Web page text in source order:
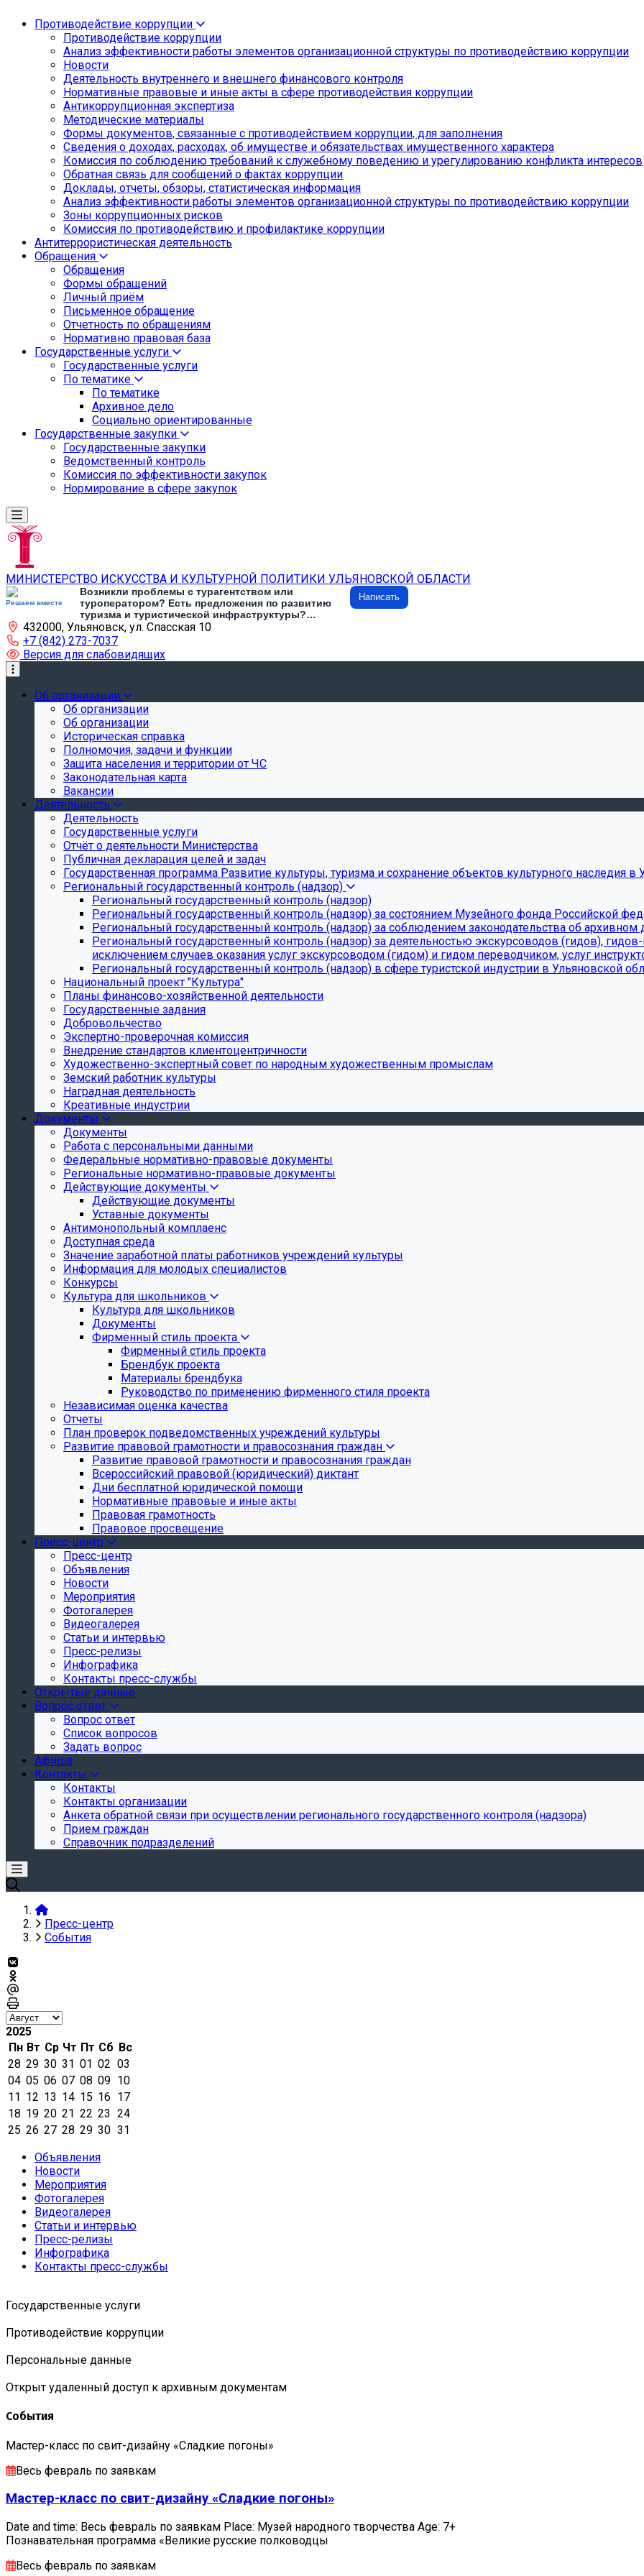
Противодействие коррупции
Противодействие коррупции
Анализ эффективности работы элементов организационной структуры по противодействию коррупции
Новости
Деятельность внутреннего и внешнего финансового контроля
Нормативные правовые и иные акты в сфере противодействия коррупции
Антикоррупционная экспертиза
Методические материалы
Формы документов, связанные с противодействием коррупции, для заполнения
Сведения о доходах, расходах, об имуществе и обязательствах имущественного характера
Комиссия по соблюдению требований к служебному поведению и урегулированию конфликта интересов
Обратная связь для сообщений о фактах коррупции
Доклады, отчеты, обзоры, статистическая информация
Анализ эффективности работы элементов организационной структуры по противодействию коррупции
Зоны коррупционных рисков
Комиссия по противодействию и профилактике коррупции
Антитеррористическая деятельность
Обращения
Обращения
Формы обращений
Личный приём
Письменное обращение
Отчетность по обращениям
Нормативно правовая база
Государственные услуги
Государственные услуги
По тематике
По тематике
Архивное дело
Социально ориентированные
Государственные закупки
Государственные закупки
Ведомственный контроль
Комиссия по эффективности закупок
Нормирование в сфере закупок
МИНИСТЕРСТВО ИСКУССТВА И КУЛЬТУРНОЙ ПОЛИТИКИ УЛЬЯНОВСКОЙ ОБЛАСТИ
Решаем вместе
Возникли проблемы с турагентством или
туроператором? Есть предложения по развитию
туризма и туристической инфраструктуры?
Напишите об этом
Написать
432000, Ульяновск, ул. Спасская 10
+7 (842) 273-7037
Версия для слабовидящих
Об организации
Об организации
Об организации
Историческая справка
Полномочия, задачи и функции
Защита населения и территории от ЧС
Законодательная карта
Вакансии
Деятельность
Деятельность
Государственные услуги
Отчёт о деятельности Министерства
Публичная декларация целей и задач
Государственная программа Развитие культуры, туризма и сохранение объектов культурного наследия в
Региональный государственный контроль (надзор)
Региональный государственный контроль (надзор)
Региональный государственный контроль (надзор) за состоянием Музейного фонда Российской
Региональный государственный контроль (надзор) за соблюдением законодательства об архивном
Региональный государственный контроль (надзор) за деятельностью экскурсоводов (гидов),
исключением случаев оказания услуг экскурсоводом (гидом) и гидом переводчиком, услуг
Региональный государственный контроль (надзор) в сфере туристской индустрии в Ульяновской
Национальный проект "Культура"
Планы финансово-хозяйственной деятельности
Государственные задания
Добровольчество
Экспертно-проверочная комиссия
Внедрение стандартов клиентоцентричности
Художественно-экспертный совет по народным художественным промыслам
Земский работник культуры
Наградная деятельность
Креативные индустрии
Документы
Документы
Работа с персональными данными
Федеральные нормативно-правовые документы
Региональные нормативно-правовые документы
Действующие документы
Действующие документы
Уставные документы
Антимонопольный комплаенс
Доступная среда
Значение заработной платы работников учреждений культуры
Информация для молодых специалистов
Конкурсы
Культура для школьников
Культура для школьников
Документы
Фирменный стиль проекта
Фирменный стиль проекта
Брендбук проекта
Материалы брендбука
Руководство по применению фирменного стиля проекта
Независимая оценка качества
Отчеты
План проверок подведомственных учреждений культуры
Развитие правовой грамотности и правосознания граждан
Развитие правовой грамотности и правосознания граждан
Всероссийский правовой (юридический) диктант
Дни бесплатной юридической помощи
Нормативные правовые и иные акты
Правовая грамотность
Правовое просвещение
Пресс-центр
Пресс-центр
Объявления
Новости
Мероприятия
Фотогалерея
Видеогалерея
Статьи и интервью
Пресс-релизы
Инфографика
Контакты пресс-службы
Открытые данные
Вопрос ответ
Вопрос ответ
Список вопросов
Задать вопрос
Афиша
Контакты
Контакты
Контакты организации
Анкета обратной связи при осуществлении регионального государственного контроля (надзора)
Прием граждан
Справочник подразделений
Пресс-центр
События
2025
Пн Вт Ср Чт Пт Сб Вс
28 29 30 31 01 02 03
04 05 06 07 08 09 10
11 12 13 14 15 16 17
18 19 20 21 22 23 24
25 26 27 28 29 30 31
Объявления
Новости
Мероприятия
Фотогалерея
Видеогалерея
Статьи и интервью
Пресс-релизы
Инфографика
Контакты пресс-службы
Государственные услуги
Противодействие коррупции
Персональные данные
Открыт удаленный доступ к архивным документам
События
Мастер-класс по свит-дизайну «Сладкие погоны»
Весь февраль по заявкам
Мастер-класс по свит-дизайну «Сладкие погоны»
Date and time: Весь февраль по заявкам Place: Музей народного творчества Age: 7+
Познавательная программа «Великие русские полководцы
Весь февраль по заявкам